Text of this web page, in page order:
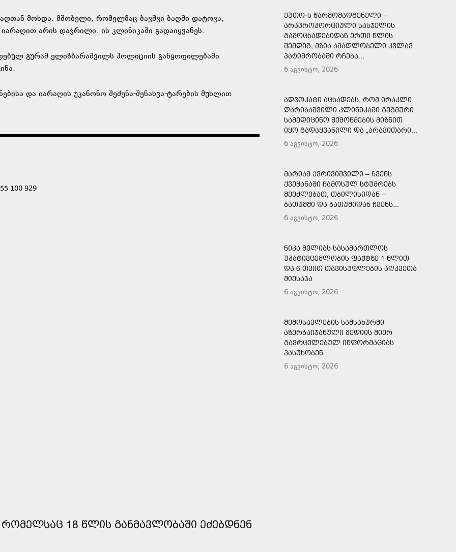
მოხდა. მშობელი, რომელმაც ბავშვი ბაღში დატოვა,
არის დაჭრილი. ის კლინიკაში გადაიყვანეს.
გურამ ელიზბარაშვილს პოლიციის განყოფილებაში
და იარაღის უკანონო შეძენა-შენახვა-ტარების მუხლით
100 929
18 ᲬᲚᲘᲡ ᲒᲐᲜᲛᲐᲕᲚᲝᲑᲐᲨᲘ ᲔᲫᲔᲑᲓᲜᲔᲜ
ᲔᲣᲗᲝ-Ს ᲬᲐᲠᲛᲝᲛᲐᲓᲒᲔᲜᲔᲚᲘ –
ᲐᲠᲐᲞᲠᲝᲞᲝᲠᲪᲘᲣᲚᲘ ᲡᲐᲡᲯᲔᲚᲘᲡ
ᲒᲐᲛᲝᲪᲮᲐᲓᲔᲑᲘᲓᲐᲜ ᲔᲠᲗᲘ ᲬᲚᲘᲡ
ᲨᲔᲛᲓᲔᲒ, ᲛᲖᲘᲐ ᲐᲛᲐᲦᲚᲝᲑᲔᲚᲘ ᲙᲕᲚᲐᲕ
ᲞᲐᲢᲘᲛᲠᲝᲑᲐᲨᲘ ᲠᲩᲔᲑᲐ...
6 აგვისტო, 2026
ᲐᲓᲕᲝᲙᲐᲢᲘ ᲐᲪᲮᲐᲓᲔᲑᲡ, ᲠᲝᲛ ᲘᲠᲐᲙᲚᲘ
ᲦᲐᲠᲘᲑᲐᲨᲕᲘᲚᲘ ᲙᲚᲘᲜᲘᲙᲐᲨᲘ ᲒᲔᲒᲛᲣᲠᲘ
ᲡᲐᲛᲔᲓᲘᲪᲘᲜᲝ ᲨᲔᲛᲝᲬᲛᲔᲑᲘᲡ ᲛᲘᲖᲜᲘᲗ
ᲘᲧᲝ ᲒᲐᲓᲐᲧᲕᲐᲜᲘᲚᲘ ᲓᲐ „ᲐᲠᲐᲕᲘᲗᲐᲠᲘ...
6 აგვისტო, 2026
ᲛᲐᲠᲘᲐᲛ ᲥᲕᲠᲘᲕᲘᲨᲕᲘᲚᲘ – ᲩᲕᲔᲜᲡ
ᲥᲕᲔᲧᲐᲜᲐᲨᲘ ᲩᲐᲛᲝᲡᲣᲚ ᲡᲢᲣᲛᲠᲔᲑᲡ
ᲨᲔᲔᲫᲚᲔᲑᲐᲗ, ᲗᲑᲘᲚᲘᲡᲘᲓᲐᲜ –
ᲑᲐᲗᲣᲛᲨᲘ ᲓᲐ ᲑᲐᲗᲣᲛᲘᲓᲐᲜ ᲩᲕᲔᲜᲡ...
6 აგვისტო, 2026
ᲜᲘᲙᲐ ᲛᲔᲚᲘᲐᲡ ᲡᲐᲡᲐᲛᲐᲠᲗᲚᲝᲡ
ᲣᲞᲐᲢᲘᲕᲪᲔᲛᲚᲝᲑᲘᲡ ᲤᲐᲥᲢᲖᲔ 1 ᲬᲚᲘᲗ
ᲓᲐ 6 ᲗᲕᲘᲗ ᲗᲐᲕᲘᲡᲣᲤᲚᲔᲑᲘᲡ ᲐᲦᲙᲕᲔᲗᲐ
ᲛᲘᲔᲡᲐᲯᲐ
6 აგვისტო, 2026
ᲨᲔᲛᲝᲡᲐᲕᲚᲔᲑᲘᲡ ᲡᲐᲛᲡᲐᲮᲣᲠᲨᲘ
ᲐᲖᲔᲠᲑᲐᲘᲯᲐᲜᲣᲚᲘ ᲛᲔᲓᲘᲘᲡ ᲛᲘᲔᲠ
ᲒᲐᲕᲠᲪᲔᲚᲔᲑᲣᲚ ᲘᲜᲤᲝᲠᲛᲐᲪᲘᲐᲡ
ᲞᲐᲡᲣᲮᲝᲑᲔᲜ
6 აგვისტო, 2026